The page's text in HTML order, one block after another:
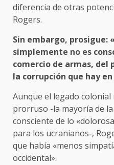
diferencia de otras
Rogers.
Sin embargo, prosigue:
simplemente no es
comercio de armas, del
la corrupción que hay en
Aunque el legado
prorruso -la mayoría de
consciente de lo
para los ucranianos-,
que había «menos
occidental».